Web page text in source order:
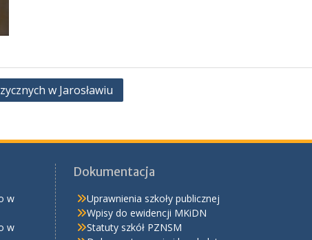
w Jarosławiu
w
w
Dokumentacja
Uprawnienia szkoły publicznej
Wpisy do ewidencji MKiDN
Statuty szkół PZNSM